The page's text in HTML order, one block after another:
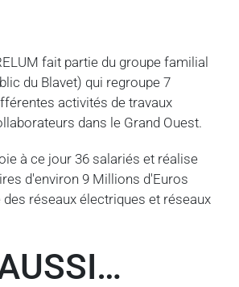
fait partie du groupe familial
du Blavet) qui regroupe 7
activités de travaux
dans le Grand Ouest.
à ce jour 36 salariés et réalise
d'environ 9 Millions d'Euros
réseaux électriques et réseaux